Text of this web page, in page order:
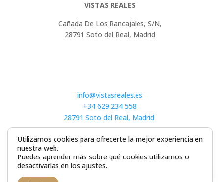
VISTAS REALES
Cañada De Los Rancajales, S/N,
28791 Soto del Real, Madrid
info@vistasreales.es
+34 629 234 558
28791 Soto del Real, Madrid
Utilizamos cookies para ofrecerte la mejor experiencia en
nuestra web.
Puedes aprender más sobre qué cookies utilizamos o
desactivarlas en los ajustes.